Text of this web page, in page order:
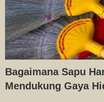
Bagaimana Sapu
Mendukung Gaya